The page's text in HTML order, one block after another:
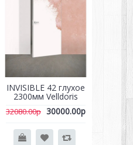
INVISIBLE 42 глухое
2300мм Velldoris
32080.00р 30000.00р